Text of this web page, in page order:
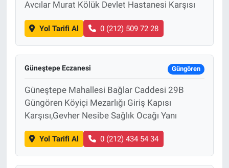
Avcılar Murat Kölük Devlet Hastanesi Karşısı
Yol Tarifi Al 0 (212) 509 72 28
Güneştepe Eczanesi Güngören
Güneştepe Mahallesi Bağlar Caddesi 29B
Güngören Köyiçi Mezarlığı Giriş Kapısı
Karşısı,Gevher Nesibe Sağlık Ocağı Yanı
Yol Tarifi Al 0 (212) 434 54 34